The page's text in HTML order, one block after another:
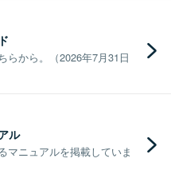
らから。（2026年7月31日
ル
マニュアルを掲載していま